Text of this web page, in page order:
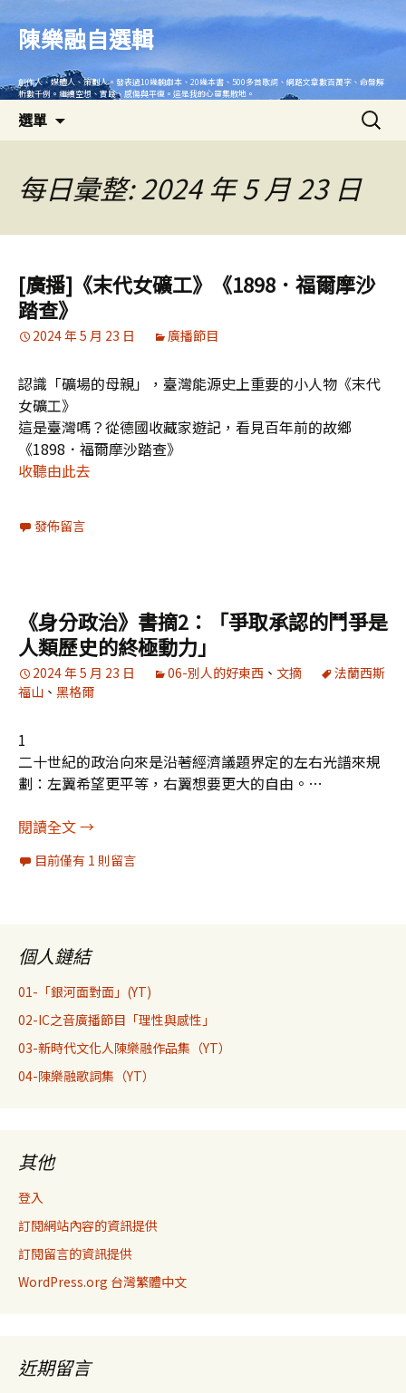
內
陳樂融自選輯
創作人、媒體人、策劃人。發表過10幾齣劇本、20幾本書、500多首歌詞、網路文章數百萬字、命盤解
析數千例。繼續空想、實踐、感傷與平復。這是我的心靈集散地。
選單
搜
尋
鍵
字:
每日彙整: 2024 年 5 月 23 日
[廣播]《末代女礦工》《1898．福爾摩沙
踏查》
2024 年 5 月 23 日 廣播節目
認識「礦場的母親」，臺灣能源史上重要的小人物《末代
女礦工》
這是臺灣嗎？從德國收藏家遊記，看見百年前的故鄉
《1898．福爾摩沙踏查》
收聽由此去
發佈留言
《身分政治》書摘2：「爭取承認的鬥爭是
人類歷史的終極動力」
2024 年 5 月 23 日 06-別人的好東西 、 文摘
法蘭西斯
福山 、 黑格爾
1
二十世紀的政治向來是沿著經濟議題界定的左右光譜來規
劃：左翼希望更平等，右翼想要更大的自由。…
閱讀全文《身分政治》書摘2：「爭取承認的鬥爭是人類歷
→
目前僅有 1 則留言
個人鏈結
01-「銀河面對面」(YT)
02-IC之音廣播節目「理性與感性」
03-新時代文化人陳樂融作品集（YT）
04-陳樂融歌詞集（YT）
其他
登入
訂閱網站內容的資訊提供
訂閱留言的資訊提供
WordPress.org 台灣繁體中文
近期留言